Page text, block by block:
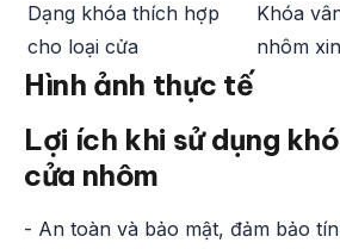
Dạng khóa thích hợp
cho loại cửa
Khóa
nhôm
Hình ảnh thực tế
Lợi ích khi sử dụng
cửa nhôm
- An toàn và bảo mật, đảm bảo